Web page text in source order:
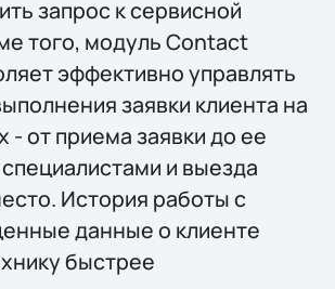
запрос к сервисной
того, модуль Contact
эффективно управлять
заявки клиента на
- от приема заявки до ее
и выезда
История работы с
данные о клиенте
быстрее